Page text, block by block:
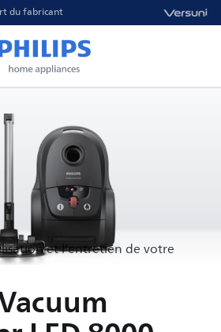
du fabricant
et l'entretien de votre